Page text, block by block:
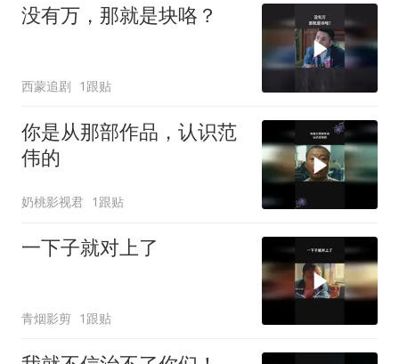
没有万，那就是块咯？
西蒙追剧 1跟贴
你是从那部作品，认识范
伟的
奶桃影视君 1跟贴
一下子就对上了
青烟影剪 1跟贴